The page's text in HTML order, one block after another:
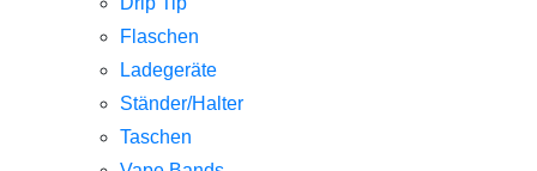
Flaschen
Ladegeräte
Ständer/Halter
Taschen